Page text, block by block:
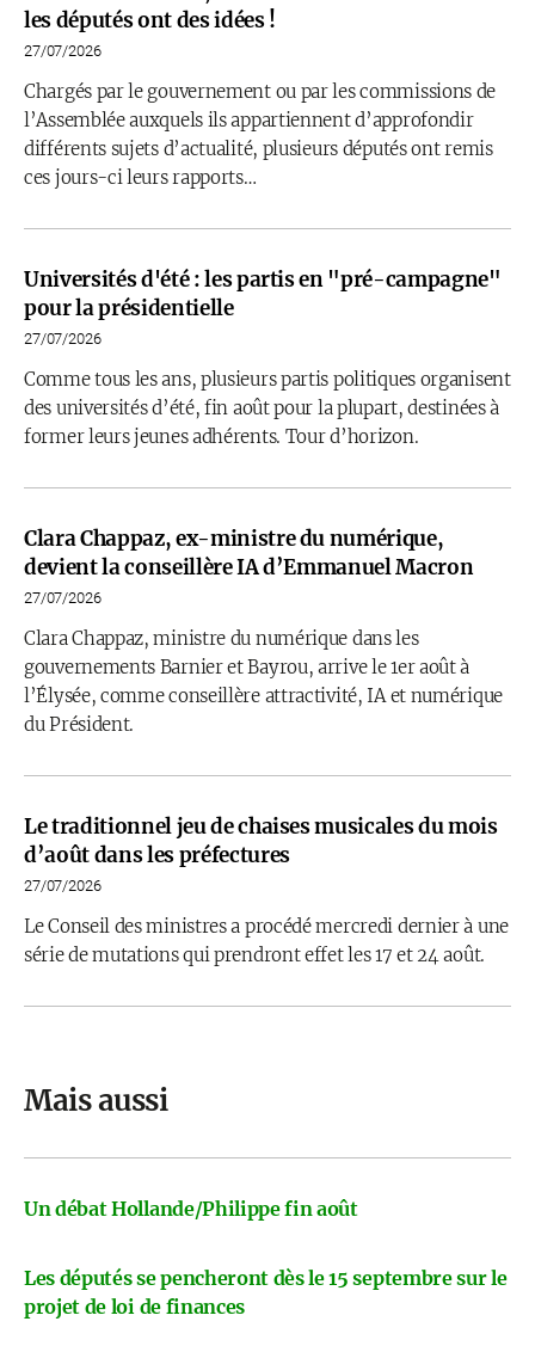
les députés ont des idées !
27/07/2026
Chargés par le gouvernement ou par les commissions de
l’Assemblée auxquels ils appartiennent d’approfondir
différents sujets d’actualité, plusieurs députés ont remis
ces jours-ci leurs rapports…
Universités d'été : les partis en "pré-campagne"
pour la présidentielle
27/07/2026
Comme tous les ans, plusieurs partis politiques organisent
des universités d’été, fin août pour la plupart, destinées à
former leurs jeunes adhérents. Tour d’horizon.
Clara Chappaz, ex-ministre du numérique,
devient la conseillère IA d’Emmanuel Macron
27/07/2026
Clara Chappaz, ministre du numérique dans les
gouvernements Barnier et Bayrou, arrive le 1er août à
l’Élysée, comme conseillère attractivité, IA et numérique
du Président.
Le traditionnel jeu de chaises musicales du mois
d’août dans les préfectures
27/07/2026
Le Conseil des ministres a procédé mercredi dernier à une
série de mutations qui prendront effet les 17 et 24 août.
Mais aussi
Un débat Hollande/Philippe fin août
Les députés se pencheront dès le 15 septembre sur le
projet de loi de finances